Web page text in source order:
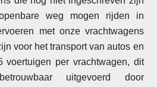
weg mogen rijden in
met onze vrachtwagens
voor het transport van autos en
voertuigen per vrachtwagen, dit
uitgevoerd door